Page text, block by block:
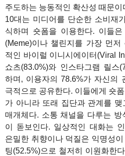
주도하는 능동적인 확산성 때문
10대는 미디어를 단순한 소비재
식하며 숏폼을 이용한다. 이들
(Meme)이나 챌린지를 가장 먼저
적인 바이럴 이니시에이터(Viral
쇼츠(83.0%)와 인스타그램 릴스
하며, 이용자의 78.6%가 자신의
극적으로 공유한다. 이들에게 숏
가 아니라 또래 집단과 관계를
매개체다. 소통 채널을 다루는
이 돋보인다. 일상적인 대화는
은밀한 취향이나 덕질은 익명성
팅(52.5%)으로 철저히 이원화한